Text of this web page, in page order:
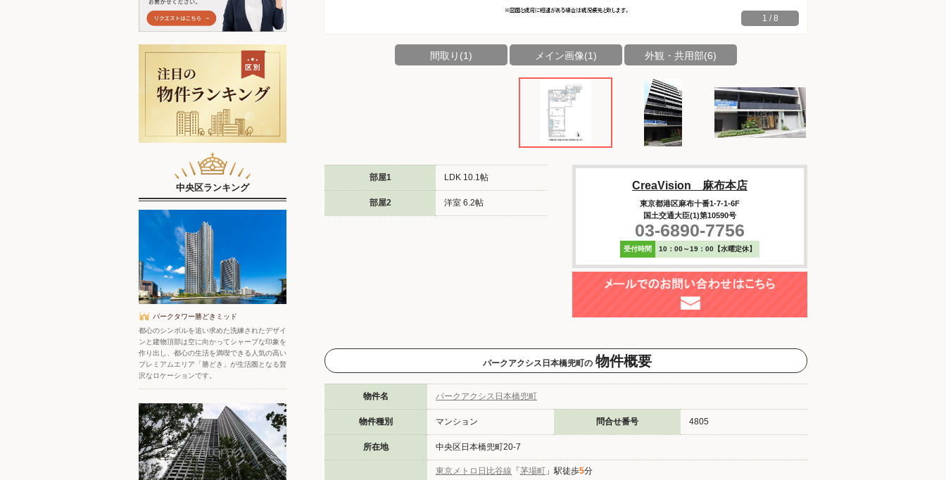
1 / 8
間取り(1) メイン画像(1) 外観・共用部(6)
部屋1 LDK 10.1帖
部屋2 洋室 6.2帖
CreaVision 麻布本店
東京都港区麻布十番1-7-1-6F
国土交通大臣(1)第10590号
03-6890-7756
受付時間 10：00～19：00【水曜定休】
パークアクシス日本橋兜町の 物件概要
物件名 パークアクシス日本橋兜町
物件種別 マンション 問合せ番号 4805
所在地 中央区日本橋兜町20-7
東京メトロ日比谷線 「 茅場町 」駅徒歩5分
中央区ランキング
パークタワー勝どきミッド
都心のシンボルを追い求めた洗練されたデザイ
ンと建物頂部は空に向かってシャープな印象を
作り出し、都心の生活を満喫できる人気の高い
プレミアムエリア「勝どき」が生活圏となる贅
沢なロケーションです。